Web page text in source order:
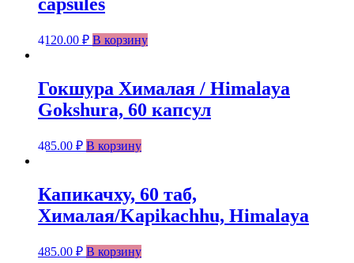
capsules
4120.00 ₽ В корзину
Гокшура Хималая / Himalaya
Gokshura, 60 капсул
485.00 ₽ В корзину
Капикачху, 60 таб,
Хималая/Kapikachhu, Himalaya
485.00 ₽ В корзину